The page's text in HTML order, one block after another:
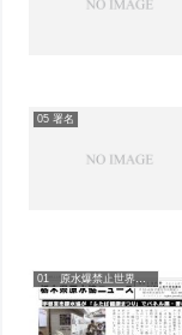
05 署名
01 原水爆禁止世界大会